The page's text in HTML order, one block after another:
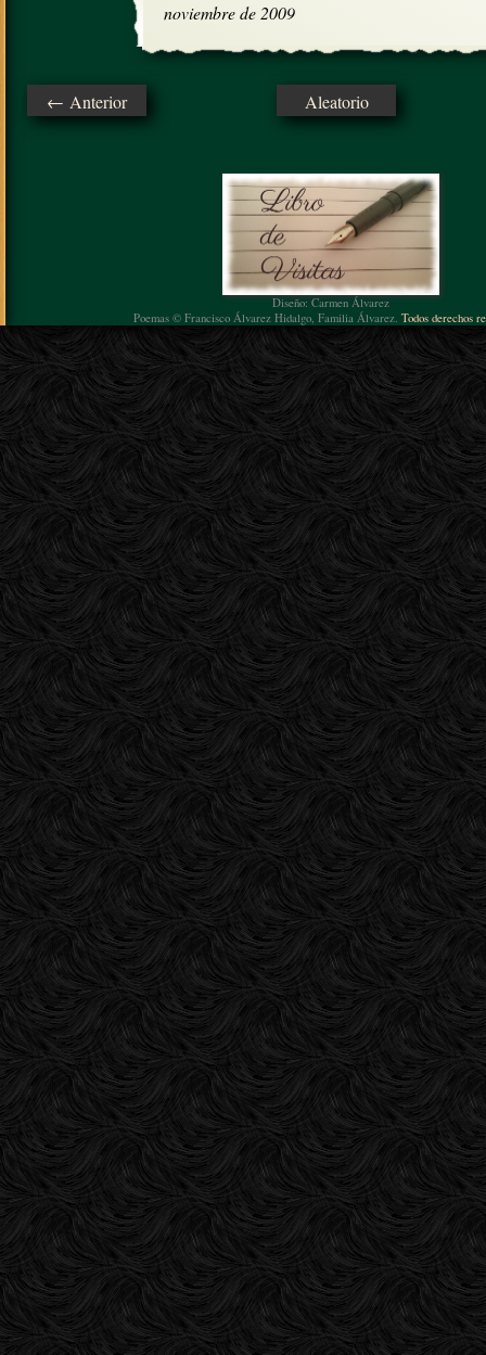
noviembre de 2009
← Anterior Aleatorio
Diseño: Carmen Álvarez
Poemas © Francisco Álvarez Hidalgo, Familia Álvarez. Todos derechos